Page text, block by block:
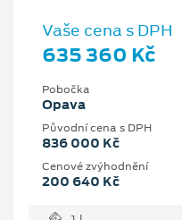
Vaše cena s DPH
635 360 Kč
Pobočka
Opava
Původní cena s DPH
836 000 Kč
Cenové zvýhodnění
200 640 Kč